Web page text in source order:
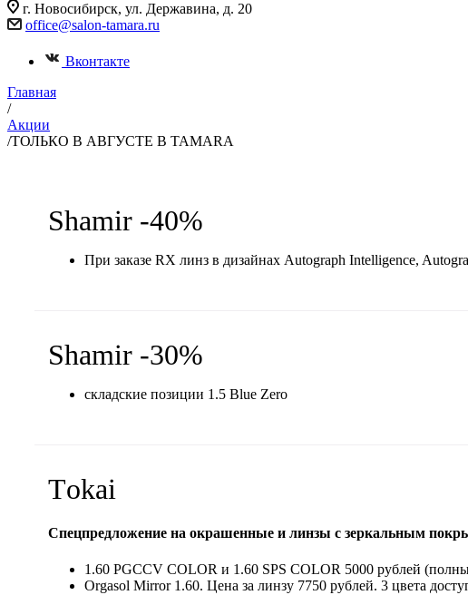
г. Новосибирск, ул. Державина, д. 20
office@salon-tamara.ru
Вконтакте
Главная
/
Акции
/ТОЛЬКО В АВГУСТЕ В TAMARA
Shamir -40%
При заказе RX линз в дизайнах Autograph Intelligence,
Shamir -30%
складские позиции 1.5 Blue Zero
Тokai
Спецпредложение на окрашенные и линзы с зеркальным
1.60 PGCCV COLOR и 1.60 SPS COLOR 5000 рублей
Orgasol Mirror 1.60. Цена за линзу 7750 рублей. 3 цвета